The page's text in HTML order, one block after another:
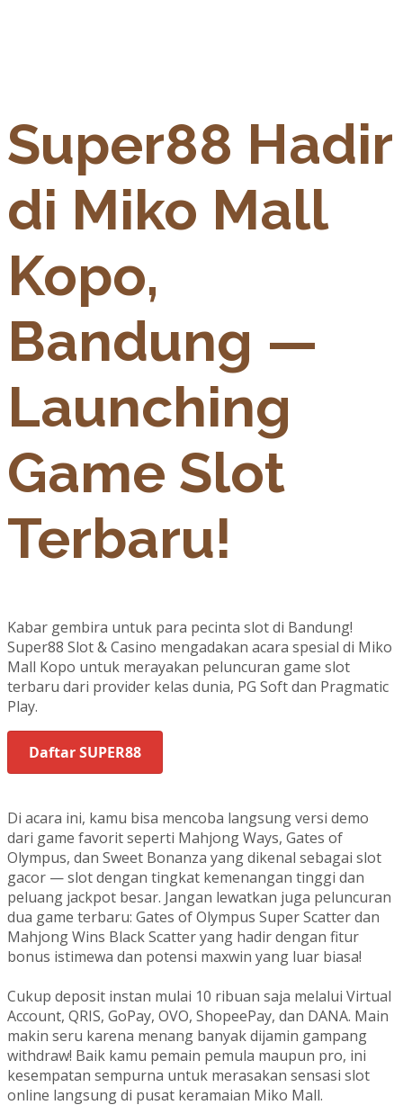
Super88 Hadir
di Miko Mall
Kopo,
Bandung —
Launching
Game Slot
Terbaru!
Kabar gembira untuk para pecinta slot di Bandung!
Super88 Slot & Casino mengadakan acara spesial di Miko
Mall Kopo untuk merayakan peluncuran game slot
terbaru dari provider kelas dunia, PG Soft dan Pragmatic
Play.
Daftar SUPER88
Di acara ini, kamu bisa mencoba langsung versi demo
dari game favorit seperti Mahjong Ways, Gates of
Olympus, dan Sweet Bonanza yang dikenal sebagai slot
gacor — slot dengan tingkat kemenangan tinggi dan
peluang jackpot besar. Jangan lewatkan juga peluncuran
dua game terbaru: Gates of Olympus Super Scatter dan
Mahjong Wins Black Scatter yang hadir dengan fitur
bonus istimewa dan potensi maxwin yang luar biasa!
Cukup deposit instan mulai 10 ribuan saja melalui Virtual
Account, QRIS, GoPay, OVO, ShopeePay, dan DANA. Main
makin seru karena menang banyak dijamin gampang
withdraw! Baik kamu pemain pemula maupun pro, ini
kesempatan sempurna untuk merasakan sensasi slot
online langsung di pusat keramaian Miko Mall.